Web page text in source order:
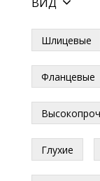
Шлицевые
Фланцевые
Глухие